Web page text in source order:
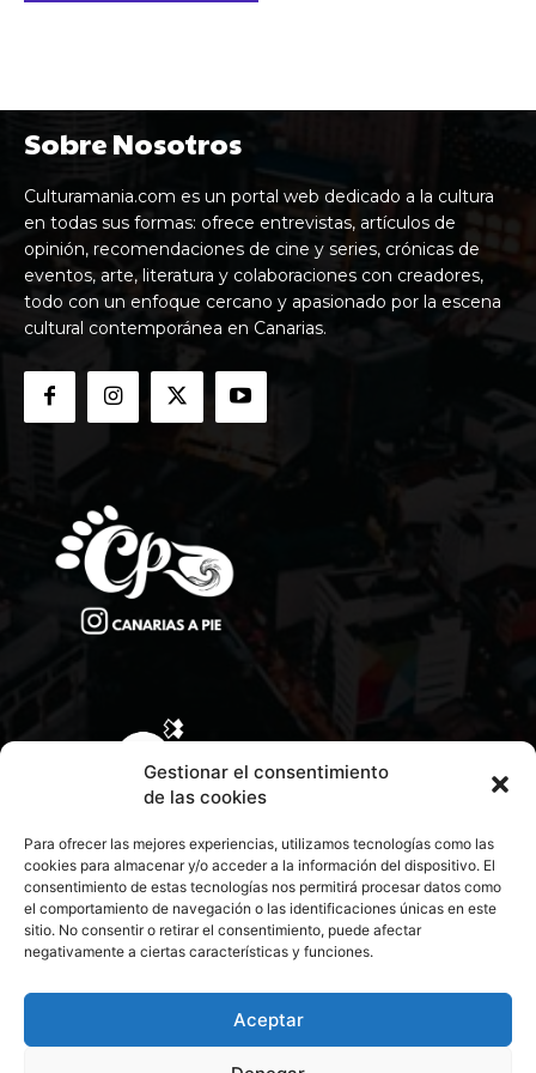
Gestionar el consentimiento
de las cookies
Para ofrecer las mejores experiencias, utilizamos tecnologías como las
cookies para almacenar y/o acceder a la información del dispositivo. El
consentimiento de estas tecnologías nos permitirá procesar datos como
el comportamiento de navegación o las identificaciones únicas en este
sitio. No consentir o retirar el consentimiento, puede afectar
negativamente a ciertas características y funciones.
Aceptar
Sobre Nosotros
Culturamania.com es un portal web dedicado a la cultura
en todas sus formas: ofrece entrevistas, artículos de
opinión, recomendaciones de cine y series, crónicas de
eventos, arte, literatura y colaboraciones con creadores,
todo con un enfoque cercano y apasionado por la escena
cultural contemporánea en Canarias.
CONTACTA CON NOSOTROS